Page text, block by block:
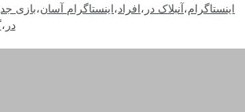
اینستاگرام،آنبلاک در ،افراد،اینستاگرام آسان،بازی
در ،